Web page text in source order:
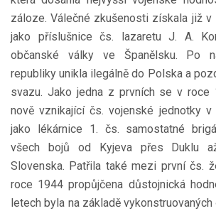
záloze. Válečné zkušenosti získala již
jako příslušnice čs. lazaretu J. A.
občanské války ve Španělsku. Po
republiky unikla ilegálně do Polska a
svazu. Jako jedna z prvních se v roce
nově vznikající čs. vojenské jednotky v
jako lékárnice 1. čs. samostatné
všech bojů od Kyjeva přes Duklu
Slovenska. Patřila také mezi první čs.
roce 1944 propůjčena důstojnická
letech byla na základě